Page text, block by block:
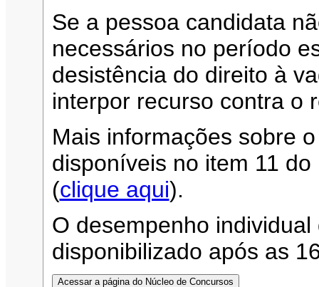
Se a pessoa candidata
necessários no período
desistência do direito à
interpor recurso contra o
Mais informações sobre
disponíveis no item 11
(clique aqui).
O desempenho
disponibilizado após as